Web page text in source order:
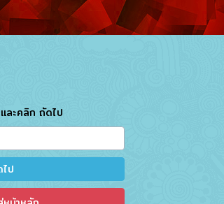
ละคลิก ถัดไป